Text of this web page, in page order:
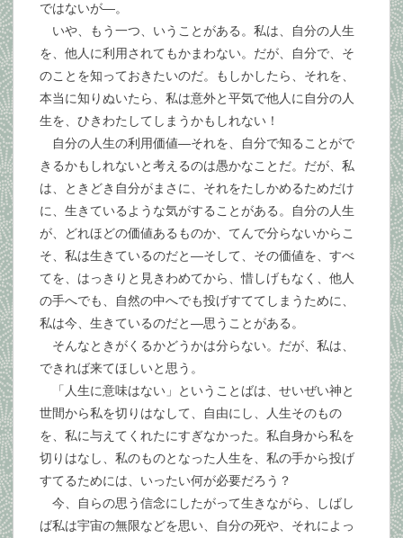
ではないが―。
いや、もう一つ、いうことがある。私は、自分の人生
を、他人に利用されてもかまわない。だが、自分で、そ
のことを知っておきたいのだ。もしかしたら、それを、
本当に知りぬいたら、私は意外と平気で他人に自分の人
生を、ひきわたしてしまうかもしれない！
自分の人生の利用価値―それを、自分で知ることがで
きるかもしれないと考えるのは愚かなことだ。だが、私
は、ときどき自分がまさに、それをたしかめるためだけ
に、生きているような気がすることがある。自分の人生
が、どれほどの価値あるものか、てんで分らないからこ
そ、私は生きているのだと―そして、その価値を、すべ
てを、はっきりと見きわめてから、惜しげもなく、他人
の手へでも、自然の中へでも投げすててしまうために、
私は今、生きているのだと―思うことがある。
そんなときがくるかどうかは分らない。だが、私は、
できれば来てほしいと思う。
「人生に意味はない」ということばは、せいぜい神と
世間から私を切りはなして、自由にし、人生そのもの
を、私に与えてくれたにすぎなかった。私自身から私を
切りはなし、私のものとなった人生を、私の手から投げ
すてるためには、いったい何が必要だろう？
今、自らの思う信念にしたがって生きながら、しばし
ば私は宇宙の無限などを思い、自分の死や、それによっ